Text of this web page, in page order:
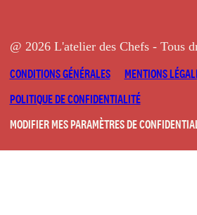
@ 2026 L'atelier des Chefs - Tous
CONDITIONS GÉNÉRALES
MENTIONS
POLITIQUE DE CONFIDENTIALITÉ
MODIFIER MES PARAMÈTRES DE